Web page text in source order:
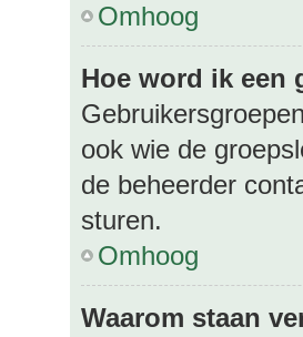
Omhoog
Hoe word ik een
ook wie de
de beheerder
sturen.
Omhoog
Waarom staan